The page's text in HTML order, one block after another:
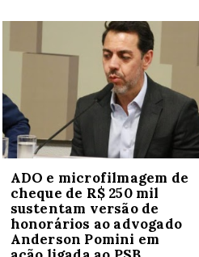
ADO e microfilmagem de
cheque de R$ 250 mil
sustentam versão de
honorários ao advogado
Anderson Pomini em